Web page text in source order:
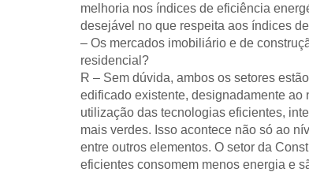
melhoria nos índices de eficiência
desejável no que respeita aos índices
– Os mercados imobiliário e de
residencial?
R – Sem dúvida, ambos os setores
edificado existente, designadamente
utilização das tecnologias eficientes,
mais verdes. Isso acontece não só ao
entre outros elementos. O setor da
eficientes consomem menos energia e